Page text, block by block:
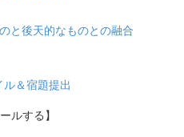
と後天的なものとの融合
＆宿題提出
ルする】